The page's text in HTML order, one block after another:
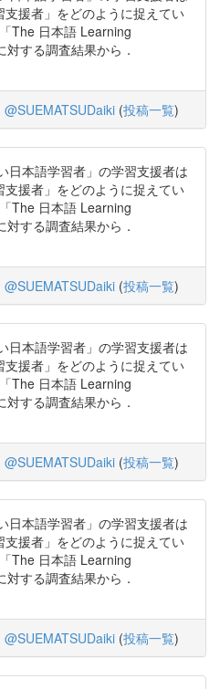
支援者」をどのように捉えてい
The 日本語 Learning
する調査結果から．
@SUEMATSUDaiki (投稿一覧)
日本語学習者」の学習支援者は
支援者」をどのように捉えてい
The 日本語 Learning
する調査結果から．
@SUEMATSUDaiki (投稿一覧)
日本語学習者」の学習支援者は
支援者」をどのように捉えてい
The 日本語 Learning
する調査結果から．
@SUEMATSUDaiki (投稿一覧)
日本語学習者」の学習支援者は
支援者」をどのように捉えてい
The 日本語 Learning
する調査結果から．
@SUEMATSUDaiki (投稿一覧)